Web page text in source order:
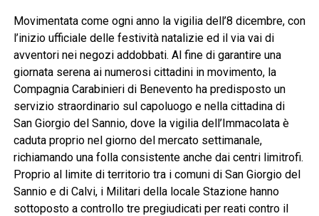
Movimentata come ogni anno la vigilia dell’8 dicembre, con
l’inizio ufficiale delle festività natalizie ed il via vai di
avventori nei negozi addobbati. Al fine di garantire una
giornata serena ai numerosi cittadini in movimento, la
Compagnia Carabinieri di Benevento ha predisposto un
servizio straordinario sul capoluogo e nella cittadina di
San Giorgio del Sannio, dove la vigilia dell’Immacolata è
caduta proprio nel giorno del mercato settimanale,
richiamando una folla consistente anche dai centri limitrofi.
Proprio al limite di territorio tra i comuni di San Giorgio del
Sannio e di Calvi, i Militari della locale Stazione hanno
sottoposto a controllo tre pregiudicati per reati contro il